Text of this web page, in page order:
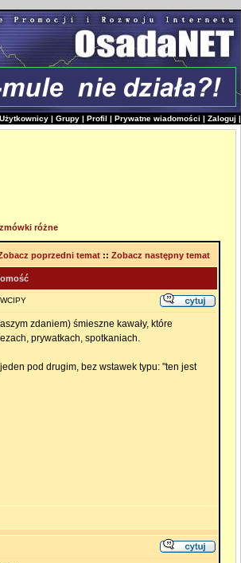
Użytkownicy | Grupy | Profil | Prywatne wiadomości | Zaloguj |
różne
poprzedni temat:: Zobacz następny temat
zdaniem) śmieszne kawały, które
prywatkach, spotkaniach.
pod drugim, bez wstawek typu: "ten jest